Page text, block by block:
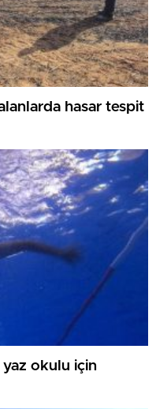
hasar tespit
yaz okulu için